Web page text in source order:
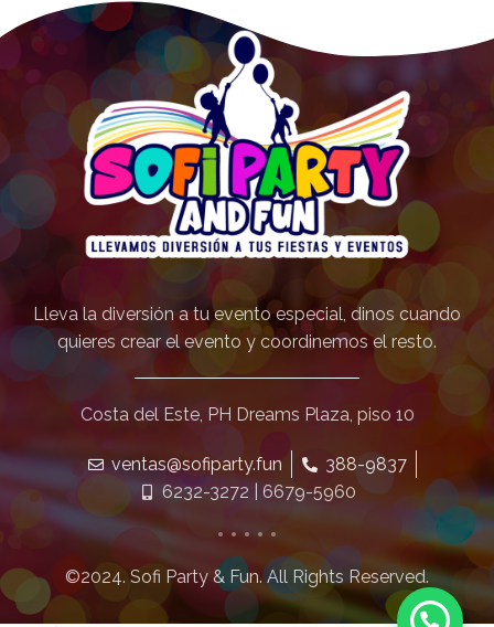
Lleva la diversión a tu evento especial, dinos cuando
quieres crear el evento y coordinemos el resto.
Costa del Este, PH Dreams Plaza, piso 10
ventas@sofiparty.fun
388-9837
6232-3272 | 6679-5960
©2024. Sofi Party & Fun. All Rights Reserved.